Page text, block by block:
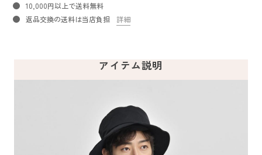
10,000円以上で送料無料
返品交換の送料は当店負担
詳細
アイテム説明